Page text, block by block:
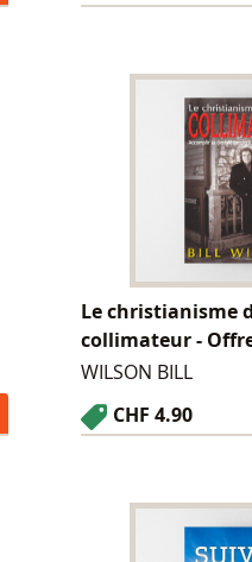
Le christianisme
collimateur -
WILSON BILL
CHF 4.90